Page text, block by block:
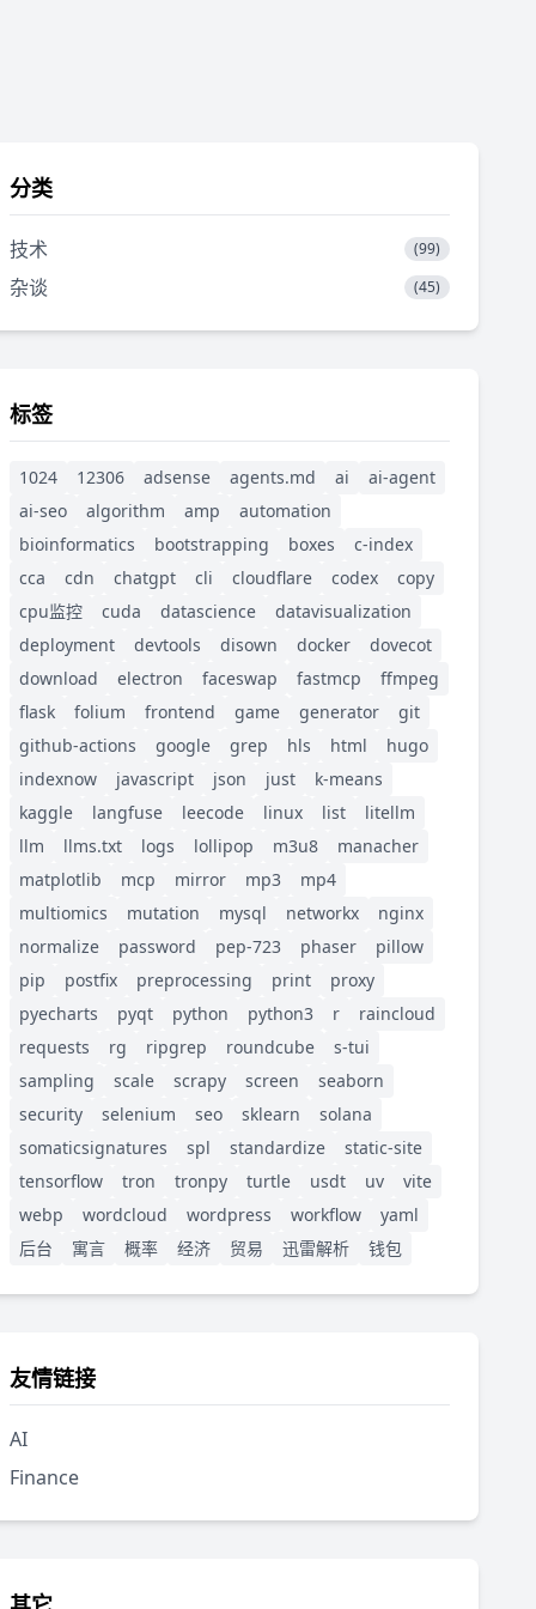
分类
技术 (99)
杂谈 (45)
标签
1024 12306 adsense agents.md ai
ai-agent
ai-seo
algorithm amp
automation
bioinformatics
bootstrapping boxes
c-index
cca
cdn chatgpt cli cloudflare codex
copy
cpu监控
cuda datascience
datavisualization
deployment
devtools disown docker
dovecot
download
electron faceswap fastmcp
ffmpeg
flask
folium frontend game generator
git
github-actions
google grep hls html
hugo
indexnow
javascript json just
k-means
kaggle
langfuse leecode linux list
litellm
llm
llms.txt logs lollipop m3u8
manacher
matplotlib
mcp mirror mp3
mp4
multiomics
mutation mysql networkx
nginx
normalize
password pep-723 phaser
pillow
pip
postfix preprocessing print
proxy
pyecharts
pyqt python python3 r
raincloud
requests
rg ripgrep roundcube
s-tui
sampling
scale scrapy screen
seaborn
security
selenium seo sklearn
solana
somaticsignatures
spl standardize
static-site
tensorflow
tron tronpy turtle usdt uv
vite
webp
wordcloud wordpress workflow
yaml
后台
寓言 概率 经济 贸易 迅雷解析 钱包
友情链接
AI
Finance